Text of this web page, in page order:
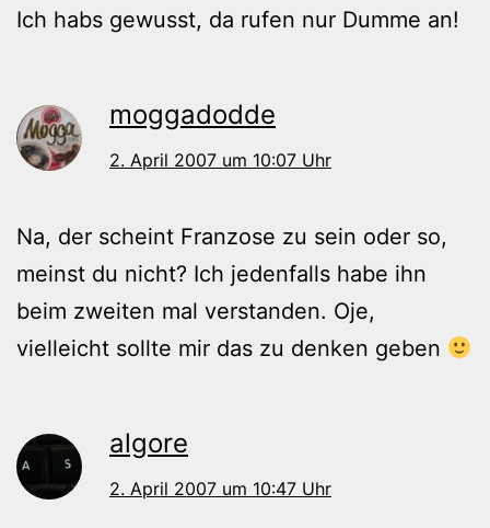
Ich habs gewusst, da rufen nur Dumme an!
moggadodde
2. April 2007 um 10:07 Uhr
Na, der scheint Franzose zu sein oder so,
meinst du nicht? Ich jedenfalls habe ihn
beim zweiten mal verstanden. Oje,
vielleicht sollte mir das zu denken geben
algore
2. April 2007 um 10:47 Uhr